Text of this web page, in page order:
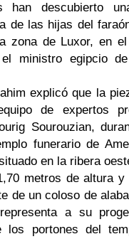
han descubierto
de las hijas del
zona de Luxor, en
ministro egipcio de
explicó que la
de expertos
Sourouzian,
funerario de
en la ribera
metros de altura y
de un coloso de
a su
los portones del